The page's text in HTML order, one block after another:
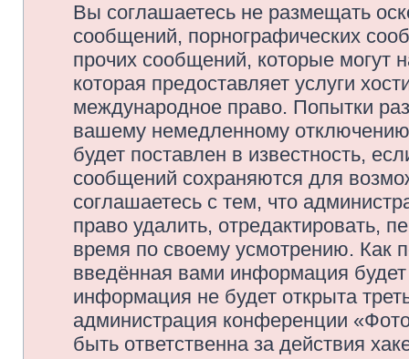
Вы соглашаетесь не размещать
сообщений, порнографических
прочих сообщений, которые могут
которая предоставляет услуги
международное право. Попытки
вашему немедленному
будет поставлен в известность,
сообщений сохраняются для
соглашаетесь с тем, что
право удалить, отредактировать,
время по своему усмотрению. Как
введённая вами информация
информация не будет открыта
администрация конференции
быть ответственна за действия